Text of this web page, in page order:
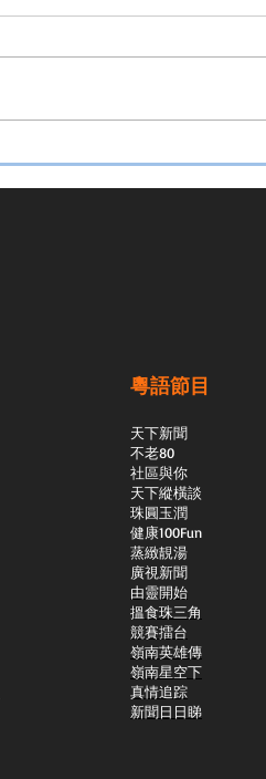
粵語節目
天下新聞
不老80
社區與你
天下縱橫談
​珠圓玉潤
​健康100Fun
蒸緻靚湯
​廣視新聞
由靈開始
搵食珠三角
競賽擂台
嶺南英雄傳
嶺南星空下
真情追踪
新聞日日睇